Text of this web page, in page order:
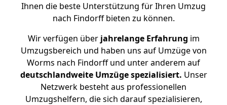
Ihnen die beste Unterstützung für Ihren Umzug
nach Findorff bieten zu können.
Wir verfügen überjahrelange Erfahrung im
Umzugsbereich und haben uns auf Umzüge von
Worms nach Findorff und unter anderem auf
deutschlandweite Umzüge spezialisiert. Unser
Netzwerk besteht aus professionellen
Umzugshelfern, die sich darauf spezialisieren,